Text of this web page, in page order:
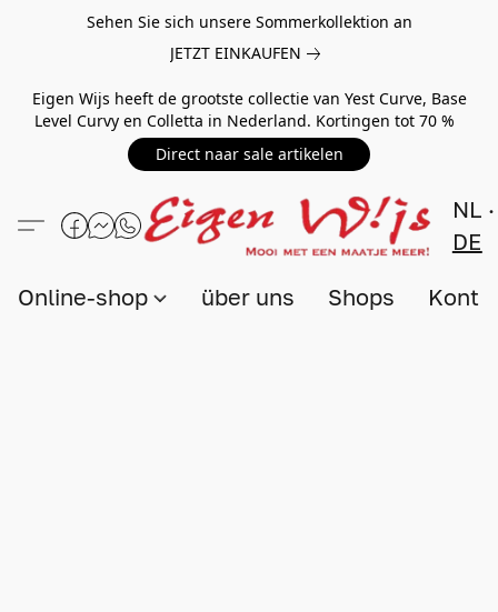
Sehen Sie sich unsere Sommerkollektion an
JETZT EINKAUFEN
Eigen Wijs heeft de grootste collectie van Yest Curve, Base
Level Curvy en Colletta in Nederland. Kortingen tot 70 %
Direct naar sale artikelen
NL
DE
Online-shop über uns Shops